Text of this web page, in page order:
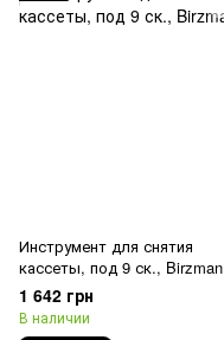
Инструмент для снятия
кассеты, под 9 ск., Birzman
1 642 грн
В наличии